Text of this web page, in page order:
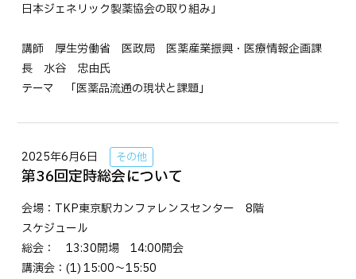
日本ジェネリック製薬協会の取り組み」
講師 厚生労働省 医政局 医薬産業振興・医療情報企画課
長 水谷 忠由氏
テーマ 「医薬品流通の現状と課題」
2025年6月6日 その他
第36回定時総会について
会場：TKP東京駅カンファレンスセンター 8階
スケジュール
総会： 13:30開場 14:00開会
講演会：(1) 15:00〜15:50